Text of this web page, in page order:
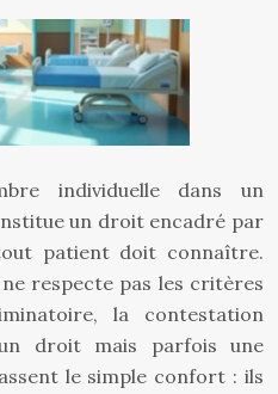
individuelle dans un
un droit encadré par
patient doit connaître.
respecte pas les critères
la contestation
droit mais parfois une
le simple confort : ils